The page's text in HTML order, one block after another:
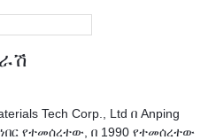
Tech Corp., Ltd በ Anping
ነበር የተመሰረተው, በ 1990 የተመሰረተው